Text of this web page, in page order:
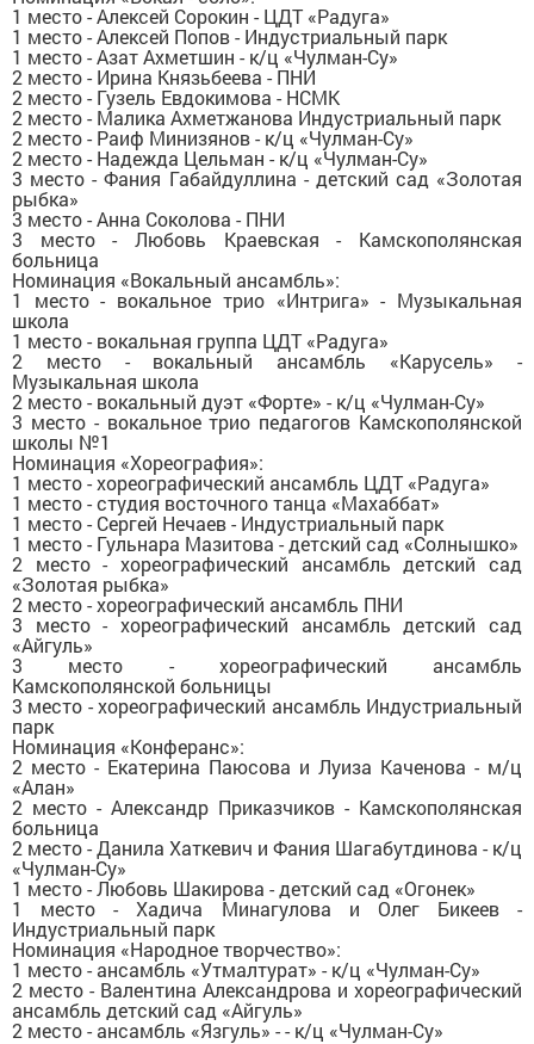
1 место - Алексей Сорокин - ЦДТ «Радуга»
1 место - Алексей Попов - Индустриальный парк
1 место - Азат Ахметшин - к/ц «Чулман-Су»
2 место - Ирина Князьбеева - ПНИ
2 место - Гузель Евдокимова - НСМК
2 место - Малика Ахметжанова Индустриальный парк
2 место - Раиф Минизянов - к/ц «Чулман-Су»
2 место - Надежда Цельман - к/ц «Чулман-Су»
3 место - Фания Габайдуллина - детский сад «Золотая
рыбка»
3 место - Анна Соколова - ПНИ
3 место - Любовь Краевская - Камскополянская
больница
Номинация «Вокальный ансамбль»:
1 место - вокальное трио «Интрига» - Музыкальная
школа
1 место - вокальная группа ЦДТ «Радуга»
2 место - вокальный ансамбль «Карусель» -
Музыкальная школа
2 место - вокальный дуэт «Форте» - к/ц «Чулман-Су»
3 место - вокальное трио педагогов Камскополянской
школы №1
Номинация «Хореография»:
1 место - хореографический ансамбль ЦДТ «Радуга»
1 место - студия восточного танца «Махаббат»
1 место - Сергей Нечаев - Индустриальный парк
1 место - Гульнара Мазитова - детский сад «Солнышко»
2 место - хореографический ансамбль детский сад
«Золотая рыбка»
2 место - хореографический ансамбль ПНИ
3 место - хореографический ансамбль детский сад
«Айгуль»
3 место - хореографический ансамбль
Камскополянской больницы
3 место - хореографический ансамбль Индустриальный
парк
Номинация «Конферанс»:
2 место - Екатерина Паюсова и Луиза Каченова - м/ц
«Алан»
2 место - Александр Приказчиков - Камскополянская
больница
2 место - Данила Хаткевич и Фания Шагабутдинова - к/ц
«Чулман-Су»
1 место - Любовь Шакирова - детский сад «Огонек»
1 место - Хадича Минагулова и Олег Бикеев -
Индустриальный парк
Номинация «Народное творчество»:
1 место - ансамбль «Утмалтурат» - к/ц «Чулман-Су»
2 место - Валентина Александрова и хореографический
ансамбль детский сад «Айгуль»
2 место - ансамбль «Язгуль» - - к/ц «Чулман-Су»